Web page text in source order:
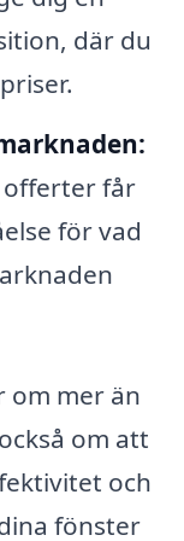
där du
offerter får
för vad
om mer än
om att
och
fönster